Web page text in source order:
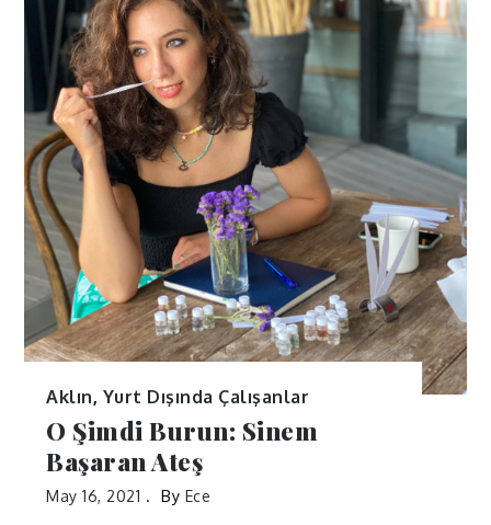
Aklın, Yurt Dışında Çalışanlar
O Şimdi Burun: Sinem
Başaran Ateş
May 16, 2021 By Ece